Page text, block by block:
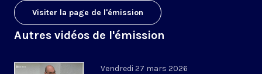
Visiter la page de l'émission
Autres vidéos de l'émission
Vendredi 27 mars 2026